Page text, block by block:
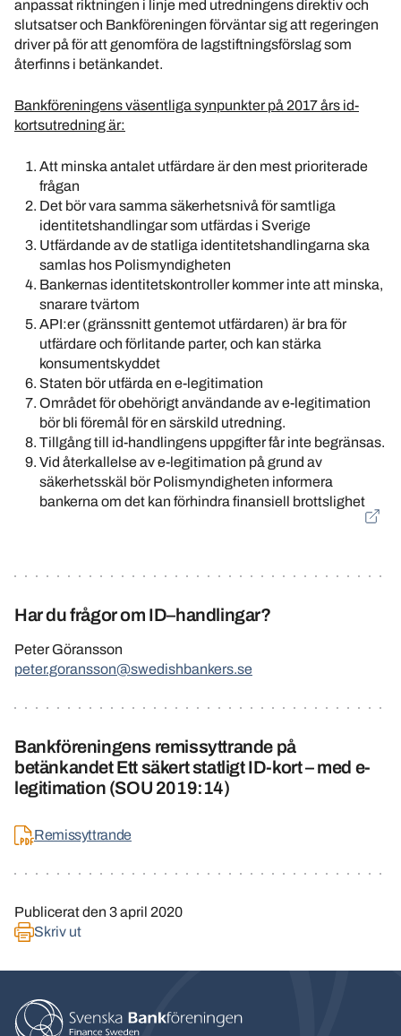
anpassat riktningen i linje med utredningens direktiv och
slutsatser och Bankföreningen förväntar sig att regeringen
driver på för att genomföra de lagstiftningsförslag som
återfinns i betänkandet.
Bankföreningens väsentliga synpunkter på 2017 års id-
kortsutredning är:
Att minska antalet utfärdare är den mest prioriterade
frågan
Det bör vara samma säkerhetsnivå för samtliga
identitetshandlingar som utfärdas i Sverige
Utfärdande av de statliga identitetshandlingarna ska
samlas hos Polismyndigheten
Bankernas identitetskontroller kommer inte att minska,
snarare tvärtom
API:er (gränssnitt gentemot utfärdaren) är bra för
utfärdare och förlitande parter, och kan stärka
konsumentskyddet
Staten bör utfärda en e-legitimation
Området för obehörigt användande av e-legitimation
bör bli föremål för en särskild utredning.
Tillgång till id-handlingens uppgifter får inte begränsas.
Vid återkallelse av e-legitimation på grund av
säkerhetsskäl bör Polismyndigheten informera
bankerna om det kan förhindra finansiell brottslighet
Har du frågor om ID–handlingar?
Peter Göransson
peter.goransson@swedishbankers.se
Bankföreningens remissyttrande på
betänkandet Ett säkert statligt ID-kort – med e-
legitimation (SOU 2019:14)
Remissyttrande
Publicerat den 3 april 2020
Skriv ut